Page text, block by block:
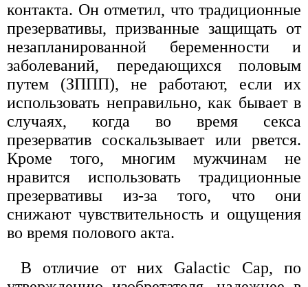
контакта. Он отметил, что традиционные
презервативы, призванные защищать от
незапланированной беременности и
заболеваний, передающихся половым
путем (ЗППП), не работают, если их
использовать неправильно, как бывает в
случаях, когда во время секса
презерватив соскальзывает или рвется.
Кроме того, многим мужчинам не
нравится использовать традиционные
презервативы из-за того, что они
снижают чувствительность и ощущения
во время полового акта.
В отличие от них Galactic Cap, по